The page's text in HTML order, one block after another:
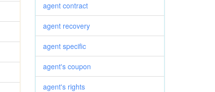
agent contract
agent recovery
agent specific
agent's coupon
agent's rights